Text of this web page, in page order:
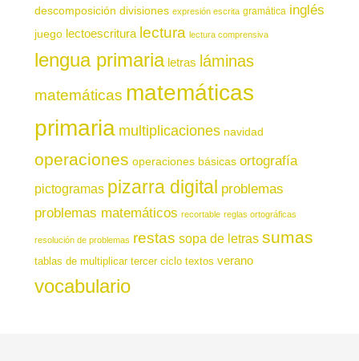
descomposición divisiones expresión escrita gramática inglés
juego lectoescritura lectura lectura comprensiva
lengua primaria letras láminas
matemáticas matemáticas
primaria multiplicaciones navidad
operaciones operaciones básicas ortografía
pictogramas pizarra digital problemas
problemas matemáticos recortable reglas ortográficas
resolución de problemas restas sopa de letras sumas
tablas de multiplicar tercer ciclo textos verano
vocabulario